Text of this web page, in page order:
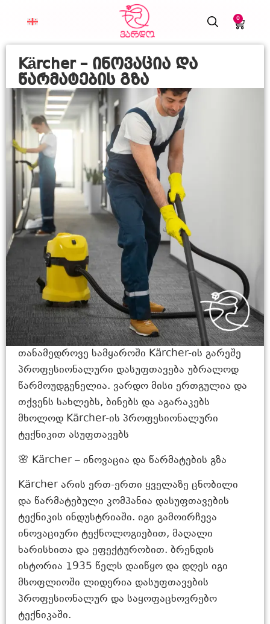
0
Kärcher – ინოვაცია და
წარმატების გზა
თანამედროვე სამყაროში Kärcher-ის გარეშე
პროფესიონალური დასუფთავება უბრალოდ
წარმოუდგენელია. ვარდო მისი ერთგულია და
თქვენს სახლებს, ბინებს და აგარაკებს
მხოლოდ Kärcher-ის პროფესიონალური
ტექნიკით ასუფთავებს
🌸 Kärcher – ინოვაცია და წარმატების გზა
Kärcher არის ერთ-ერთი ყველაზე ცნობილი
და წარმატებული კომპანია დასუფთავების
ტექნიკის ინდუსტრიაში. იგი გამოირჩევა
ინოვაციური ტექნოლოგიებით, მაღალი
ხარისხითა და ეფექტურობით. ბრენდის
ისტორია 1935 წელს დაიწყო და დღეს იგი
მსოფლიოში ლიდერია დასუფთავების
პროფესიონალურ და საყოფაცხოვრებო
ტექნიკაში.